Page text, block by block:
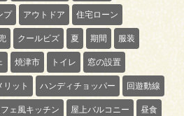
プ アウトドア 住宅ローン
クールビズ 夏 期間 服装
焼津市 トイレ 窓の設置
リット ハンディチョッパー 回遊動線
ェ風キッチン 屋上バルコニー 昼食